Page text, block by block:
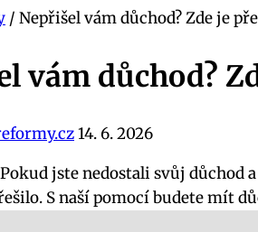
/ Nepřišel vám důchod? Zde je
vám důchod?
14. 6. 2026
jste nedostali svůj důchod
S naší pomocí budete mít